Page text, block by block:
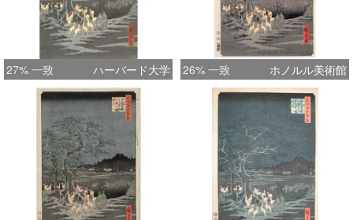
27% 一致 ハーバード大学 26% 一致 ホノルル美術館